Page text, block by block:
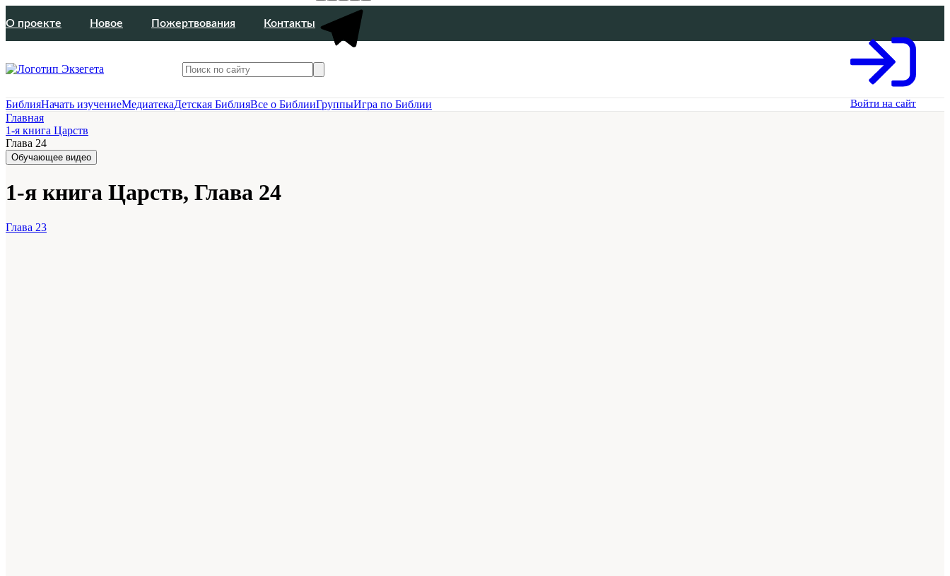
О проекте Новое Пожертвования Контакты
Войти на сайт
БиблияНачать изучениеМедиатекаДетская БиблияВсе о БиблииГруппыИгра по Библии
Главная
1-я книга Царств
Глава 24
Обучающее видео
1-я книга Царств, Глава 24
Глава 23